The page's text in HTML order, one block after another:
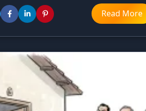
Read More